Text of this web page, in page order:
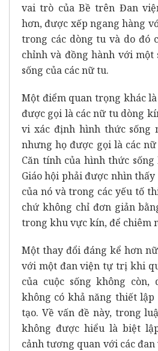
vai trò của Bề trên Đan
hơn, được xếp ngang hàng
trong các dòng tu và do đó
chỉnh và đồng hành với
sống của các nữ tu.
Một điểm quan trọng khác
được gọi là các nữ tu dòng
vi xác định hình thức sống
nhưng họ được gọi là các
Căn tính của hình thức
Giáo hội phải được nhìn
của nó và trong các yếu tố
chứ không chỉ đơn giản
trong khu vực kín, để chiêm
Một thay đổi đáng kể hơn
với một đan viện tự trị khi
của cuộc sống không còn,
không có khả năng thiết lập
tạo. Về vấn đề này, trong
không được hiểu là biệt
cảnh tương quan với các